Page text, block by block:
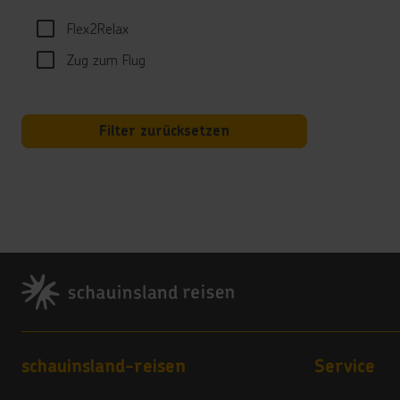
Flex2Relax
Zug zum Flug
Filter zurücksetzen
Footer
Footer navigation
schauinsland-reisen Service